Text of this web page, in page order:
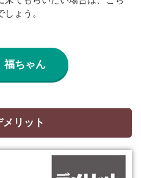
ょう。
福ちゃん
リット